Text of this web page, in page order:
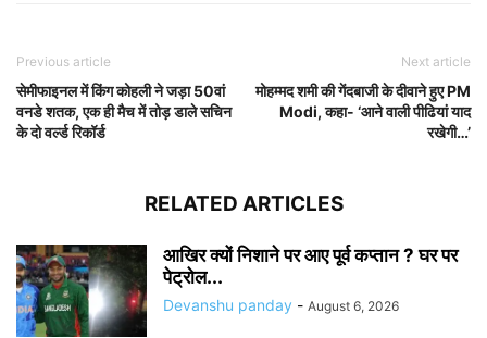
Previous article
सेमीफाइनल में किंग कोहली ने जड़ा 50वां
वनडे शतक, एक ही मैच में तोड़ डाले सचिन
के दो वर्ल्ड रिकॉर्ड
Next article
मोहम्मद शमी की गेंदबाजी के दीवाने हुए PM
Modi, कहा- ‘आने वाली पीढियां याद
रखेगी…’
RELATED ARTICLES
आखिर क्यों निशाने पर आए पूर्व कप्तान ? घर पर
पेट्रोल...
Devanshu panday - August 6, 2026